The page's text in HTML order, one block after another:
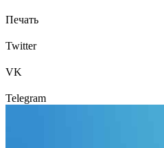
Печать
Twitter
VK
Telegram